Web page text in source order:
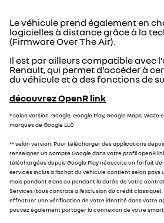
Le véhicule prend également en
logicielles à distance grâce à la
(Firmware Over The Air).
Il est par ailleurs compatible avec
Renault, qui permet d’accéder à
du véhicule et à des fonctions de
découvrez OpenR link
* selon version. Google, Google Play, Google Maps,
marques de Google LLC
** selon version. Pour télécharger des applications
renseigner un compte Google dans votre profil openR
téléchargées depuis Google Play nécessite un forfait de
services inclus à l’achat du véhicule contient selon pays
mois pendant 3 ans ou pendant la durée de votre
Services (tous contrats à l’exclusion du crédit classique).
effectuer une vérification de votre identité dans votre
pouvez également partager la connexion de votre